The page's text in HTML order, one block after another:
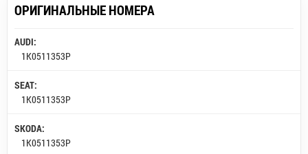
ОРИГИНАЛЬНЫЕ НОМЕРА
AUDI:
1K0511353P
SEAT:
1K0511353P
SKODA:
1K0511353P